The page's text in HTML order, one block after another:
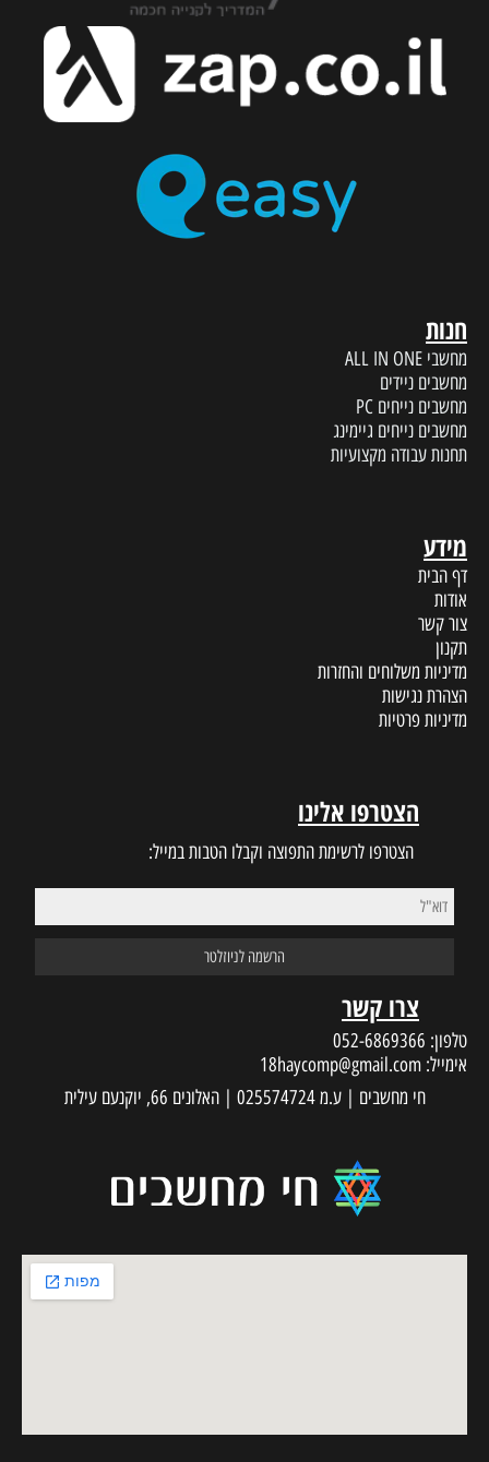
חנות
מחשבי ALL IN ONE
מחשבים ניידים
מחשבים נייחים PC
מחשבים נייחים גיימינג
תחנות עבודה מקצועיות
מידע
דף הבית
אודות
צור קשר
תקנון
מדיניות משלוחים והחזרות
הצהרת נגישות
מדיניות פרטיות
הצטרפו אלינו
הצטרפו לרשימת התפוצה וקבלו הטבות במייל:
צרו קשר
טלפון: 052-6869366
אימייל: 18haycomp@gmail.com
חי מחשבים | ע.מ 025574724 | האלונים 66, יוקנעם עילית